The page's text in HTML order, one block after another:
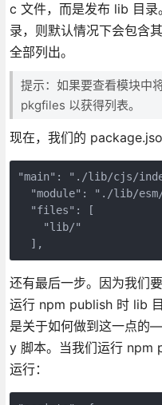
c 文件，而是发布 lib 目
录，则默认情况下会包含
全部列出。
提示：如果要查看模块中
pkgfiles 以获得列表。
现在，我们的
"main": "./lib/cjs/
"module": "./lib/
  "files": [
    "lib/"
  ],
还有最后一步。因为我们
运行 npm publish 时 lib
是关于如何做到这一点
y 脚本。当我们运行 npm
运行：